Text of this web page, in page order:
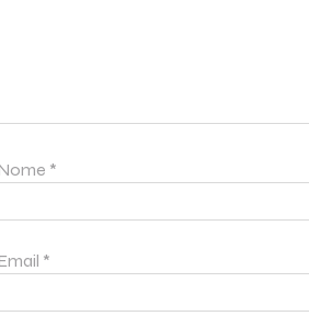
Nome *
Email *